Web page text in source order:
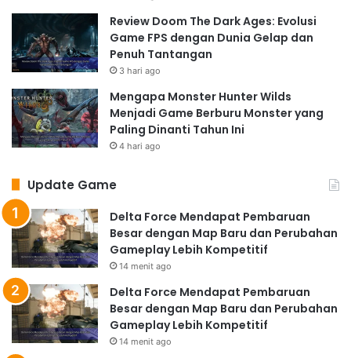
Review Doom The Dark Ages: Evolusi
Game FPS dengan Dunia Gelap dan
Penuh Tantangan
3 hari ago
Mengapa Monster Hunter Wilds
Menjadi Game Berburu Monster yang
Paling Dinanti Tahun Ini
4 hari ago
Update Game
Delta Force Mendapat Pembaruan
Besar dengan Map Baru dan Perubahan
Gameplay Lebih Kompetitif
14 menit ago
Delta Force Mendapat Pembaruan
Besar dengan Map Baru dan Perubahan
Gameplay Lebih Kompetitif
14 menit ago